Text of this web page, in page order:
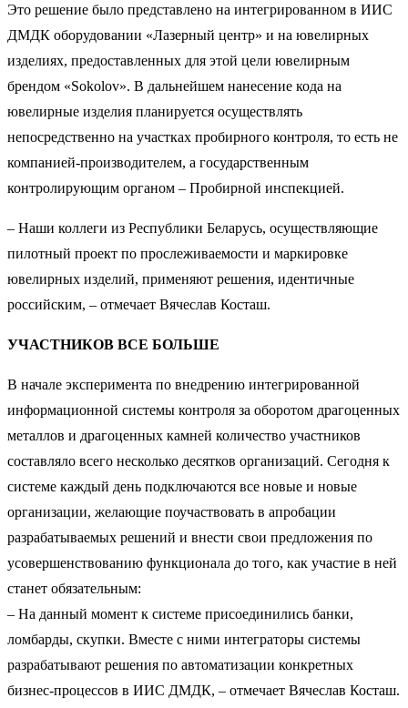
Это решение было представлено на интегрированном в ИИС
ДМДК оборудовании «Лазерный центр» и на ювелирных
изделиях, предоставленных для этой цели ювелирным
брендом «Sokolov». В дальнейшем нанесение кода на
ювелирные изделия планируется осуществлять
непосредственно на участках пробирного контроля, то есть не
компанией-производителем, а государственным
контролирующим органом – Пробирной инспекцией.
– Наши коллеги из Республики Беларусь, осуществляющие
пилотный проект по прослеживаемости и маркировке
ювелирных изделий, применяют решения, идентичные
российским, – отмечает Вячеслав Косташ.
УЧАСТНИКОВ ВСЕ БОЛЬШЕ
В начале эксперимента по внедрению интегрированной
информационной системы контроля за оборотом драгоценных
металлов и драгоценных камней количество участников
составляло всего несколько десятков организаций. Сегодня к
системе каждый день подключаются все новые и новые
организации, желающие поучаствовать в апробации
разрабатываемых решений и внести свои предложения по
усовершенствованию функционала до того, как участие в ней
станет обязательным:
– На данный момент к системе присоединились банки,
ломбарды, скупки. Вместе с ними интеграторы системы
разрабатывают решения по автоматизации конкретных
бизнес-процессов в ИИС ДМДК, – отмечает Вячеслав Косташ.